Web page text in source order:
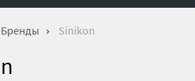
Бренды Sinikon